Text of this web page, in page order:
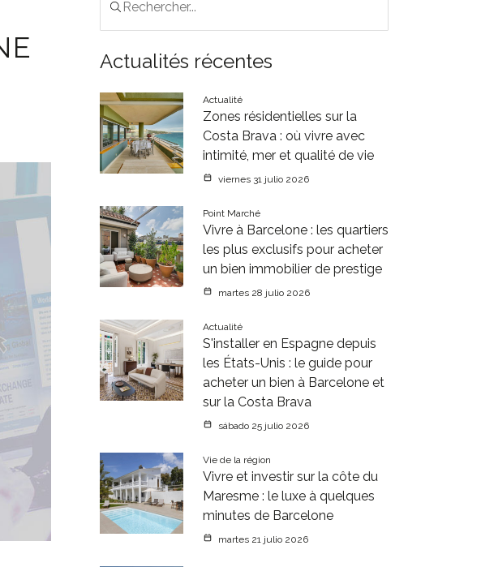
Actualités récentes
Actualité
Zones résidentielles sur la
Costa Brava : où vivre avec
intimité, mer et qualité de vie
viernes 31 julio 2026
Point Marché
Vivre à Barcelone : les quartiers
les plus exclusifs pour acheter
un bien immobilier de prestige
martes 28 julio 2026
Actualité
S'installer en Espagne depuis
les États-Unis : le guide pour
acheter un bien à Barcelone et
sur la Costa Brava
sábado 25 julio 2026
Vie de la région
Vivre et investir sur la côte du
Maresme : le luxe à quelques
minutes de Barcelone
martes 21 julio 2026